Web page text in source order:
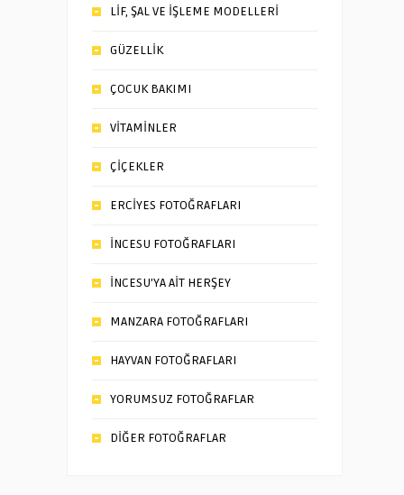
LİF, ŞAL VE İŞLEME MODELLERİ
GÜZELLİK
ÇOCUK BAKIMI
VİTAMİNLER
ÇİÇEKLER
ERCİYES FOTOĞRAFLARI
İNCESU FOTOĞRAFLARI
İNCESU’YA AİT HERŞEY
MANZARA FOTOĞRAFLARI
HAYVAN FOTOĞRAFLARI
YORUMSUZ FOTOĞRAFLAR
DİĞER FOTOĞRAFLAR